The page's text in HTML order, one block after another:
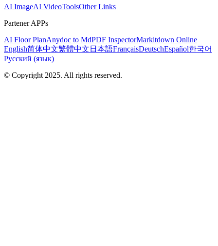
AI ImageAI VideoToolsOther Links
Partener APPs
AI Floor PlanAnydoc to MdPDF InspectorMarkitdown Online
English简体中文繁體中文 日本語FrançaisDeutschEspañol한국어
Русский (язык)
© Copyright 2025. All rights reserved.